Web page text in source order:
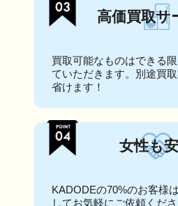
高価買取サ
買取可能なものはできる
ていただきます。別途買
省けます！
女性も
KADODEの70%のお客様
してお気軽にご依頼くださ